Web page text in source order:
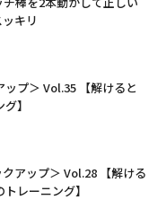
キリ
プ＞ Vol.35 【解けると
】
アップ＞ Vol.28 【解ける
レーニング】